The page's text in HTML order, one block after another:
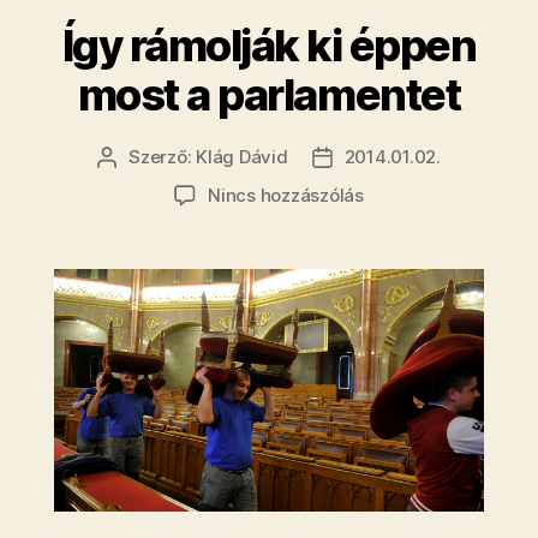
Így rámolják ki éppen
most a parlamentet
Bejegyzés
szerzője
Szerző: Klág Dávid
Bejegyzés
dátuma
2014.01.02.
Nincs hozzászólása(z)
ki
éppen
most
a
parlamentet
bejegyzéshez